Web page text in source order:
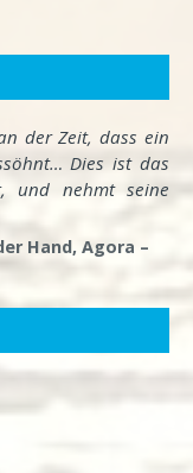
der Zeit, dass ein
Dies ist das
und nehmt seine
Hand, Agora –